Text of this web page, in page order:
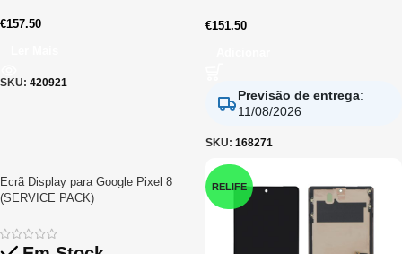
€157.50
SKU: 420921
€151.50
Previsão de entrega:
11/08/2026
SKU: 168271
Ecrã Display para Google Pixel 8
(SERVICE PACK)
RELIFE